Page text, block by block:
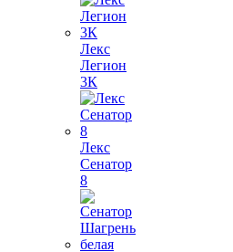
Лекс
Легион
3К
Лекс
Сенатор
8